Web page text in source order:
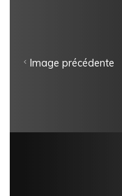
Image précédente